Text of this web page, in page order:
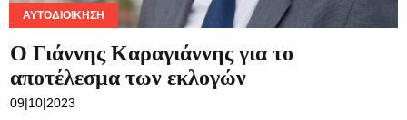
ΑΥΤΟΔΙΟΊΚΗΣΗ
O Γιάννης Καραγιάννης για το
αποτέλεσμα των εκλογών
09|10|2023